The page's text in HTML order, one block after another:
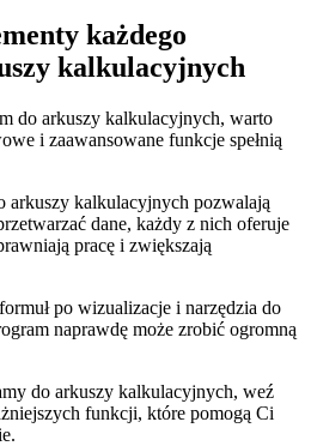
każdego
kalkulacyjnych
do arkuszy kalkulacyjnych, warto
i zaawansowane funkcje spełnią
arkuszy kalkulacyjnych pozwalają
dane, każdy z nich oferuje
pracę i zwiększają
po wizualizacje i narzędzia do
naprawdę może zrobić ogromną
do arkuszy kalkulacyjnych, weź
funkcji, które pomogą Ci